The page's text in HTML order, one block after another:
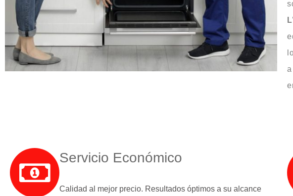
Servicio Económico
Calidad al mejor precio. Resultados óptimos a su alcance